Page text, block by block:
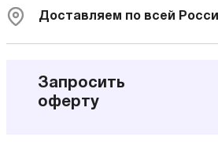
Доставляем по всей
Запросить
оферту